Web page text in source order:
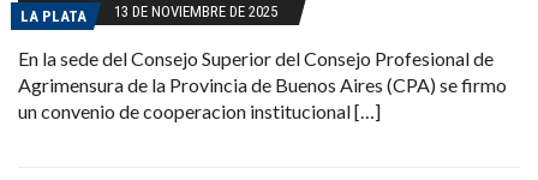
LA PLATA 13 DE NOVIEMBRE DE 2025
En la sede del Consejo Superior del Consejo Profesional de
Agrimensura de la Provincia de Buenos Aires (CPA) se firmo
un convenio de cooperacion institucional […]